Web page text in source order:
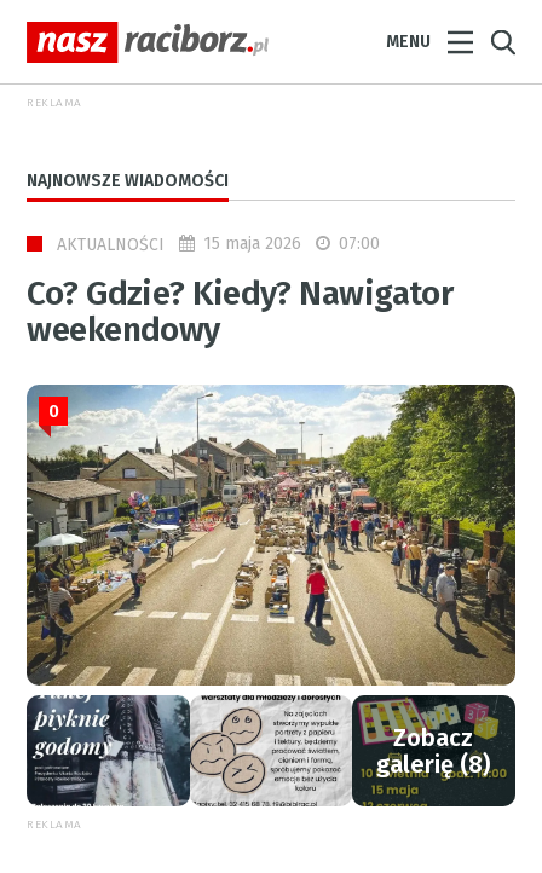
MENU
REKLAMA
NAJNOWSZE WIADOMOŚCI
AKTUALNOŚCI 15 maja 2026 07:00
Co? Gdzie? Kiedy? Nawigator
weekendowy
0
Zobacz
galerię (8)
REKLAMA